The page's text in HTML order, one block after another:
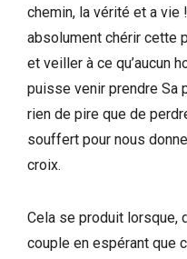
chemin, la vérité et a vie
absolument chérir cette
et veiller à ce qu’aucun
puisse venir prendre Sa
rien de pire que de
souffert pour nous
croix.
Cela se produit lorsque,
couple en espérant que